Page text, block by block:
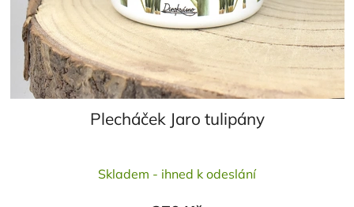
Plecháček Jaro tulipány
Skladem - ihned k odeslání